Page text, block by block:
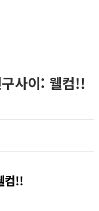
사이: 웰컴!!
컴!!